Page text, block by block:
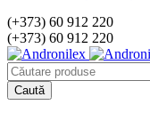
(+373) 60 912 220
(+373) 60 912 220